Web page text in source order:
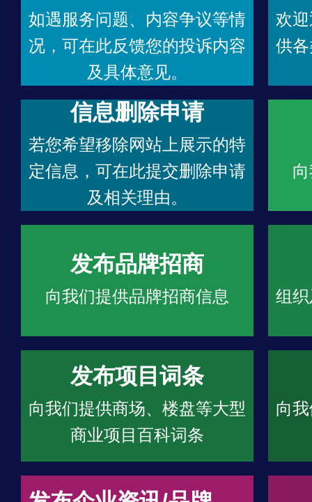
如遇服务问题、内容争议等情
况，可在此反馈您的投诉内容
及具体意见。
欢
供
信息删除申请
若您希望移除网站上展示的特
定信息，可在此提交删除申请
及相关理由。
发布品牌招商
向我们提供品牌招商信息 组
发布项目词条
向我们提供商场、楼盘等大型
商业项目百科词条
向